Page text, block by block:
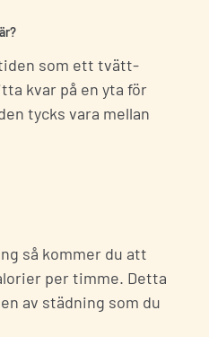
som ett tvätt-
kvar på en yta för
tycks vara mellan
så kommer du att
per timme. Detta
av städning som du